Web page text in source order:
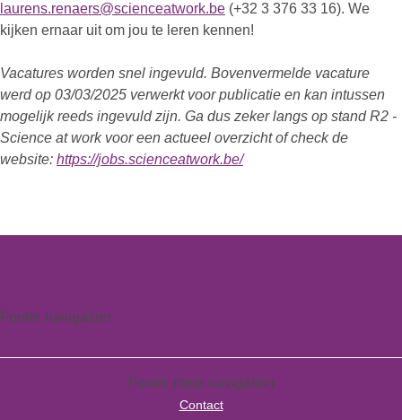
laurens.renaers@scienceatwork.be (+32 3 376 33 16). We
kijken ernaar uit om jou te leren kennen!
Vacatures worden snel ingevuld. Bovenvermelde vacature
werd op 03/03/2025 verwerkt voor publicatie en kan intussen
mogelijk reeds ingevuld zijn. Ga dus zeker langs op stand R2 -
Science at work voor een actueel overzicht of check de
website: https://jobs.scienceatwork.be/
Footer navigation
Footer meta navigation
Contact